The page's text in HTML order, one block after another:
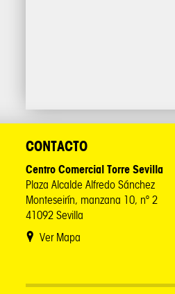
CONTACTO
Centro Comercial Torre Sevilla
Plaza Alcalde Alfredo Sánchez
Monteseirín, manzana 10, nº 2
41092 Sevilla
Ver Mapa